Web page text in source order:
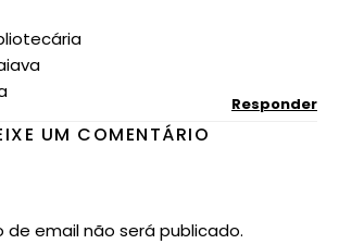
Responder
UM COMENTÁRIO
de email não será publicado.